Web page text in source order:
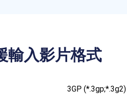
輸入影片格式
3GP